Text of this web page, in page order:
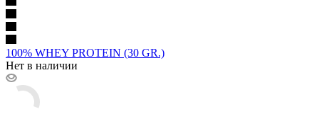
100% WHEY PROTEIN (30 GR.)
Нет в наличии